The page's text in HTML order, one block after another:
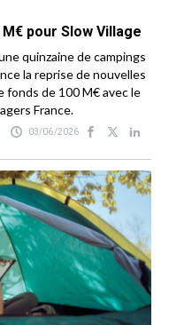
pour Slow Village
quinzaine de campings
la reprise de nouvelles
de 100 M€ avec le
France.
03/06/2026